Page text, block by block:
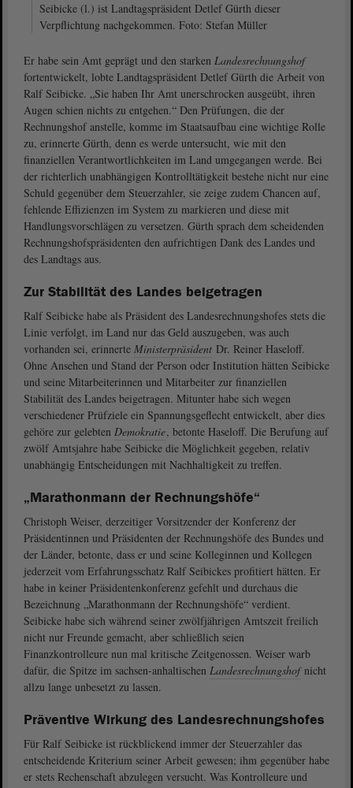
Seibicke (l.) ist Landtagspräsident Detlef Gürth dieser
Verpflichtung nachgekommen. Foto: Stefan Müller
Er habe sein Amt geprägt und den starken Landesrechnungshof
fortentwickelt, lobte Landtagspräsident Detlef Gürth die Arbeit von
Ralf Seibicke. „Sie haben Ihr Amt unerschrocken ausgeübt, ihren
Augen schien nichts zu entgehen.“ Den Prüfungen, die der
Rechnungshof anstelle, komme im Staatsaufbau eine wichtige Rolle
zu, erinnerte Gürth, denn es werde untersucht, wie mit den
finanziellen Verantwortlichkeiten im Land umgegangen werde. Bei
der richterlich unabhängigen Kontrolltätigkeit bestehe nicht nur eine
Schuld gegenüber dem Steuerzahler, sie zeige zudem Chancen auf,
fehlende Effizienzen im System zu markieren und diese mit
Handlungsvorschlägen zu versetzen. Gürth sprach dem scheidenden
Rechnungshofspräsidenten den aufrichtigen Dank des Landes und
des Landtags aus.
Zur Stabilität des Landes beigetragen
Ralf Seibicke habe als Präsident des Landesrechnungshofes stets die
Linie verfolgt, im Land nur das Geld auszugeben, was auch
vorhanden sei, erinnerte Ministerpräsident Dr. Reiner Haseloff.
Ohne Ansehen und Stand der Person oder Institution hätten Seibicke
und seine Mitarbeiterinnen und Mitarbeiter zur finanziellen
Stabilität des Landes beigetragen. Mitunter habe sich wegen
verschiedener Prüfziele ein Spannungsgeflecht entwickelt, aber dies
gehöre zur gelebten Demokratie, betonte Haseloff. Die Berufung auf
zwölf Amtsjahre habe Seibicke die Möglichkeit gegeben, relativ
unabhängig Entscheidungen mit Nachhaltigkeit zu treffen.
„Marathonmann der Rechnungshöfe“
Christoph Weiser, derzeitiger Vorsitzender der Konferenz der
Präsidentinnen und Präsidenten der Rechnungshöfe des Bundes und
der Länder, betonte, dass er und seine Kolleginnen und Kollegen
jederzeit vom Erfahrungsschatz Ralf Seibickes profitiert hätten. Er
habe in keiner Präsidentenkonferenz gefehlt und durchaus die
Bezeichnung „Marathonmann der Rechnungshöfe“ verdient.
Seibicke habe sich während seiner zwölfjährigen Amtszeit freilich
nicht nur Freunde gemacht, aber schließlich seien
Finanzkontrolleure nun mal kritische Zeitgenossen. Weiser warb
dafür, die Spitze im sachsen-anhaltischen Landesrechnungshofnicht
allzu lange unbesetzt zu lassen.
Präventive Wirkung des Landesrechnungshofes
Für Ralf Seibicke ist rückblickend immer der Steuerzahler das
entscheidende Kriterium seiner Arbeit gewesen; ihm gegenüber habe
er stets Rechenschaft abzulegen versucht. Was Kontrolleure und